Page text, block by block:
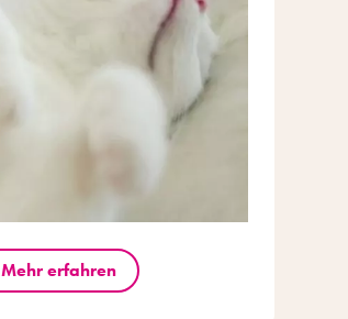
Mehr erfahren